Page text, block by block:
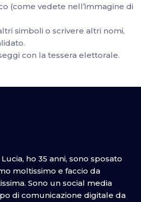
(come vedete nell’immagine di
simboli o scrivere altri nomi,
con la tessera elettorale.
ho 35 anni, sono sposato
moltissimo e faccio da
Sono un social media
di comunicazione digitale da